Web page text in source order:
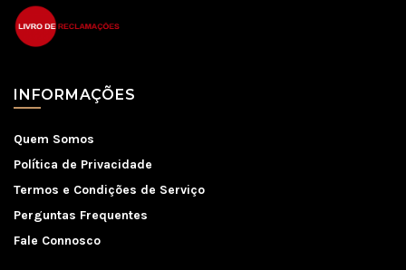
INFORMAÇÕES
Quem Somos
Política de Privacidade
Termos e Condições de Serviço
Perguntas Frequentes
Fale Connosco